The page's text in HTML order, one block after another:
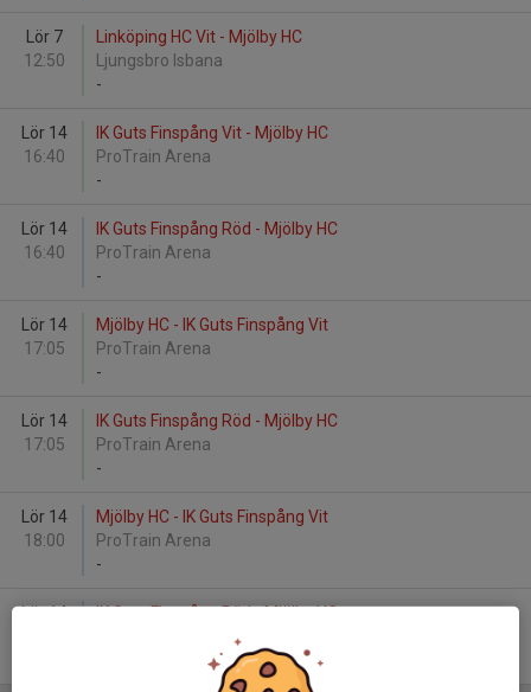
Lör 7
12:50
Linköping HC Vit - Mjölby HC
Ljungsbro Isbana
-
Lör 14
16:40
IK Guts Finspång Vit - Mjölby HC
ProTrain Arena
-
Lör 14
16:40
IK Guts Finspång Röd - Mjölby HC
ProTrain Arena
-
Lör 14
17:05
Mjölby HC - IK Guts Finspång Vit
ProTrain Arena
-
Lör 14
17:05
IK Guts Finspång Röd - Mjölby HC
ProTrain Arena
-
Lör 14
18:00
Mjölby HC - IK Guts Finspång Vit
ProTrain Arena
-
Lör 14
IK Guts Finspång Röd - Mjölby HC